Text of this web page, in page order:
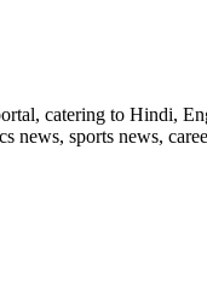
catering to Hindi,
news, sports news,